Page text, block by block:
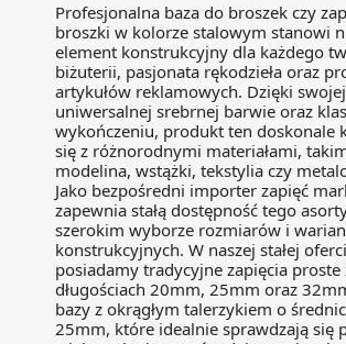
Profesjonalna baza do broszek czy
broszki w kolorze stalowym stanowi
element konstrukcyjny dla każdego
biżuterii, pasjonata rękodzieła oraz
artykułów reklamowych. Dzięki swojej
uniwersalnej srebrnej barwie oraz
wykończeniu, produkt ten doskonale
się z różnorodnymi materiałami,
modelina, wstążki, tekstylia czy
Jako bezpośredni importer zapięć
zapewnia stałą dostępność tego
szerokim wyborze rozmiarów i
konstrukcyjnych. W naszej stałej
posiadamy tradycyjne zapięcia proste
długościach 20mm, 25mm oraz
bazy z okrągłym talerzykiem o
25mm, które idealnie sprawdzają się